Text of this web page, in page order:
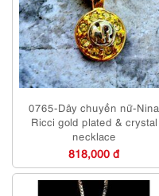
0765-Dây chuyền nữ-Nina
Ricci gold plated & crystal
necklace
818,000 đ